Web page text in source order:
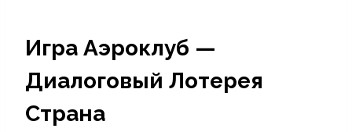
Игра Аэроклуб —
Диалоговый Лотерея
Страна